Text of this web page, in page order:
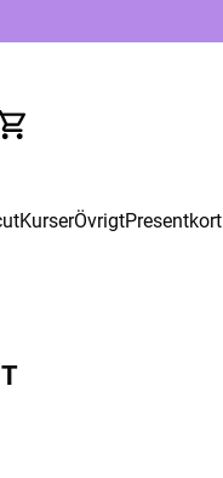
KurserÖvrigtPresentkort